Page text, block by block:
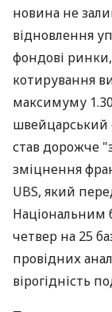
новина не
відновлення
фондові
котирування
максимуму
швейцарський
став дорожче
зміцнення
UBS, який
Національним
четвер на 25
провідних
вірогідність